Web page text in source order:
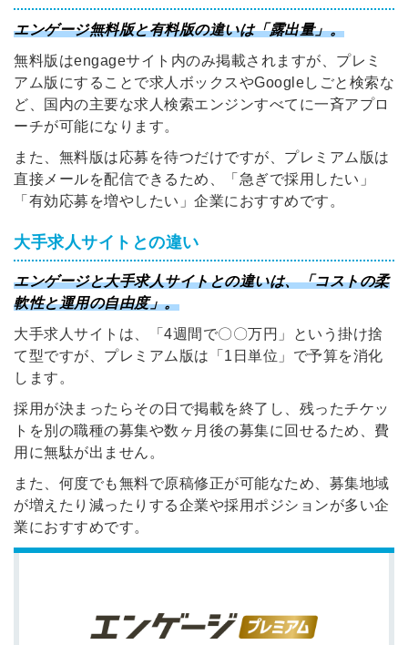
エンゲージ無料版と有料版の違いは「露出量」。
無料版はengageサイト内のみ掲載されますが、プレミ
アム版にすることで求人ボックスやGoogleしごと検索な
ど、国内の主要な求人検索エンジンすべてに一斉アプロ
ーチが可能になります。
また、無料版は応募を待つだけですが、プレミアム版は
直接メールを配信できるため、「急ぎで採用したい」
「有効応募を増やしたい」企業におすすめです。
大手求人サイトとの違い
エンゲージと大手求人サイトとの違いは、「コストの柔
軟性と運用の自由度」。
大手求人サイトは、「4週間で〇〇万円」という掛け捨
て型ですが、プレミアム版は「1日単位」で予算を消化
します。
採用が決まったらその日で掲載を終了し、残ったチケッ
トを別の職種の募集や数ヶ月後の募集に回せるため、費
用に無駄が出ません。
また、何度でも無料で原稿修正が可能なため、募集地域
が増えたり減ったりする企業や採用ポジションが多い企
業におすすめです。